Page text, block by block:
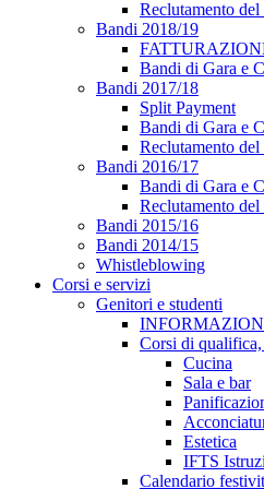
Reclutamento del
Bandi 2018/19
Bandi di Gara e
Bandi 2017/18
Split Payment
Bandi di Gara e
Reclutamento del
Bandi 2016/17
Bandi di Gara e
Reclutamento del
Bandi 2015/16
Bandi 2014/15
Whistleblowing
Corsi e servizi
Genitori e studenti
Corsi di
Cucina
Sala e bar
Estetica
IFTS
Calendario